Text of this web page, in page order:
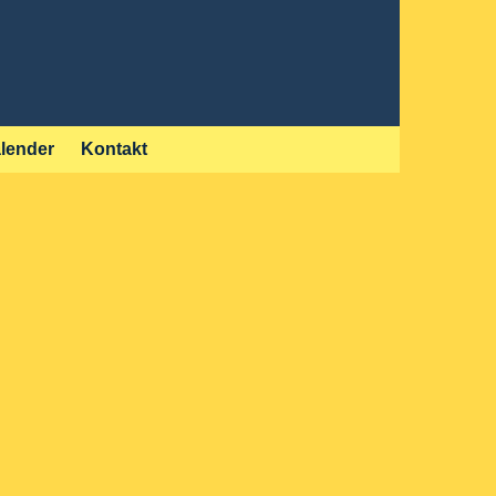
Kontakt